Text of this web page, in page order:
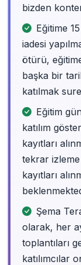
bizden
Eğitime
iadesi
ötürü,
başka bir
katılmak
Eğitim
katılım
kayıtları
tekrar
kayıtları
Şema
olarak, her
toplantıları
katılımcılar